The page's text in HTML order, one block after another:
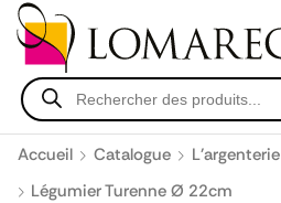
Accueil Catalogue L'argenterie
Légumier Turenne Ø 22cm